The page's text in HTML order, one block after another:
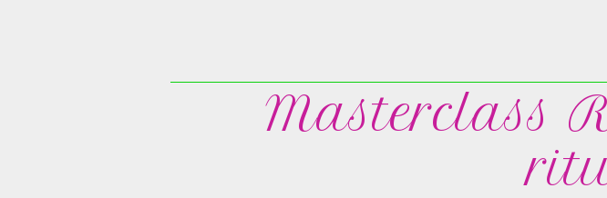
Masterclass